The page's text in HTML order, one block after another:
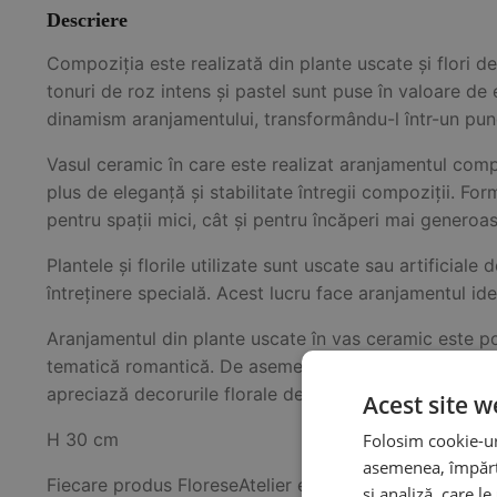
Descriere
Compoziția este realizată din plante uscate și flori
tonuri de roz intens și pastel sunt puse în valoare
dinamism aranjamentului, transformându-l într-un
Vasul ceramic în care este realizat aranjamentul
plus de eleganță și stabilitate întregii compoziții.
pentru spații mici, cât și pentru încăperi mai
Plantele și florile utilizate sunt uscate sau artificiale
întreținere specială. Acest lucru face aranjamentul
Aranjamentul din plante uscate în vas ceramic este
tematică romantică. De asemenea, reprezintă o
apreciază decorurile florale delicate.
H 30 cm
Fiecare produs FloreseAtelier este lucrat manual,
Acest site
Folosim cookie-
asemenea,